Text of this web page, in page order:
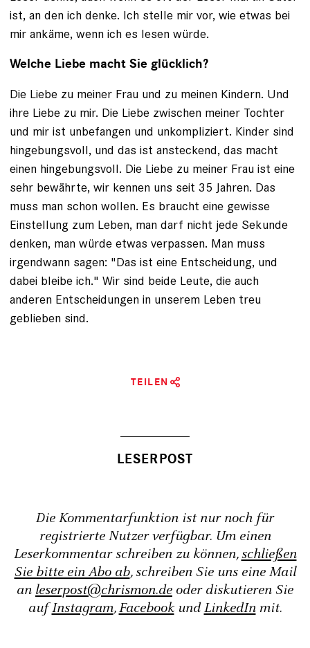
ist, an den ich denke. Ich stelle mir vor, wie etwas bei
mir ankäme, wenn ich es lesen würde.
Welche Liebe macht Sie glücklich?
Die Liebe zu meiner Frau und zu meinen Kindern. Und
ihre Liebe zu mir. Die Liebe zwischen meiner Tochter
und mir ist unbefangen und unkompliziert. Kinder sind
hingebungsvoll, und das ist ansteckend, das macht
einen hingebungsvoll. Die Liebe zu meiner Frau ist eine
sehr bewährte, wir kennen uns seit 35 Jahren. Das
muss man schon wollen. Es braucht eine gewisse
Einstellung zum Leben, man darf nicht jede Sekunde
denken, man würde etwas verpassen. Man muss
irgendwann sagen: "Das ist eine Entscheidung, und
dabei bleibe ich." Wir sind beide Leute, die auch
anderen Entscheidungen in unserem Leben treu
geblieben sind.
TEILEN
Die Kommentarfunktion ist nur noch für
registrierte Nutzer verfügbar. Um einen
Leserkommentar schreiben zu können,schließen
Sie bitte ein Abo ab, schreiben Sie uns eine Mail
an leserpost@chrismon.de oder diskutieren Sie
aufInstagram,FacebookundLinkedInmit.